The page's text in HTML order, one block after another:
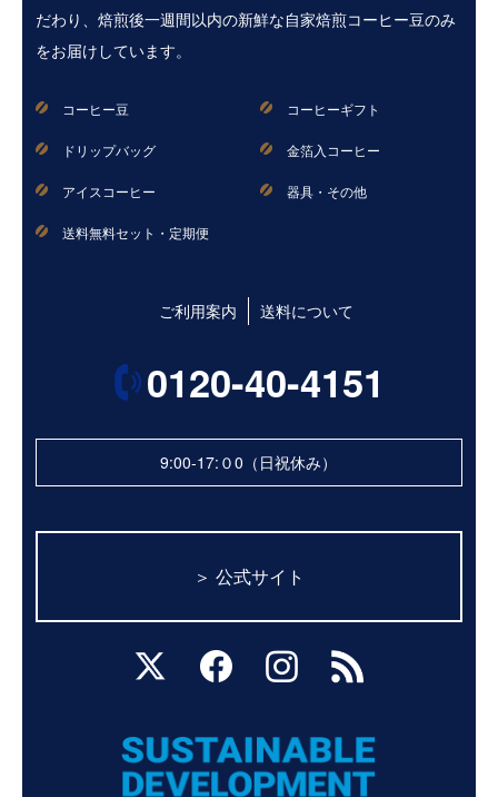
だわり、焙煎後一週間以内の新鮮な自家焙煎コーヒー豆のみ
をお届けしています。
コーヒー豆 コーヒーギフト
ドリップバッグ 金箔入コーヒー
アイスコーヒー 器具・その他
送料無料セット・定期便
ご利用案内 送料について
0120-40-4151
9:00-17:０0（日祝休み）
＞ 公式サイト